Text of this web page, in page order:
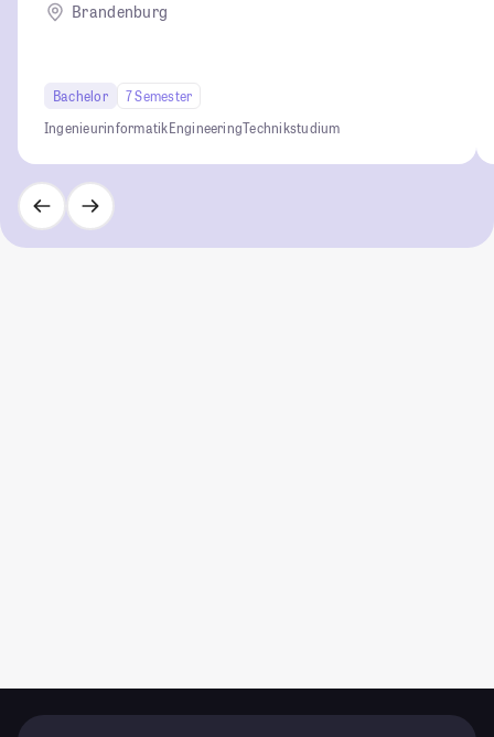
Brandenburg
Bachelor
7 Semester
IngenieurinformatikEngineeringTechnikstudium